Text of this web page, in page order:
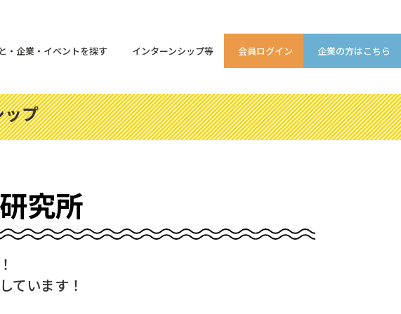
・企業・イベントを探す インターンシップ等 会員ログイン 企業の方はこちら
プ
究所
ています！